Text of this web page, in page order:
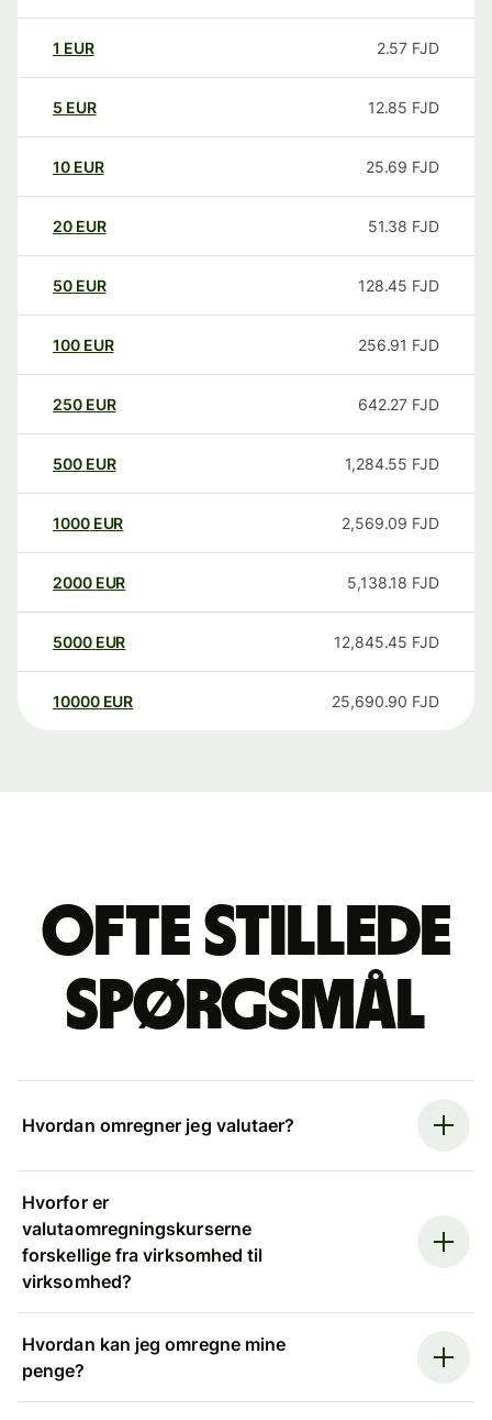
1 EUR 2.57 FJD
5 EUR 12.85 FJD
10 EUR 25.69 FJD
20 EUR 51.38 FJD
50 EUR 128.45 FJD
100 EUR 256.91 FJD
250 EUR 642.27 FJD
500 EUR 1,284.55 FJD
1000 EUR 2,569.09 FJD
2000 EUR 5,138.18 FJD
5000 EUR 12,845.45 FJD
10000 EUR 25,690.90 FJD
Ofte stillede
spørgsmål
Hvordan omregner jeg valutaer?
Hvorfor er
valutaomregningskurserne
forskellige fra virksomhed til
virksomhed?
Hvordan kan jeg omregne mine
penge?